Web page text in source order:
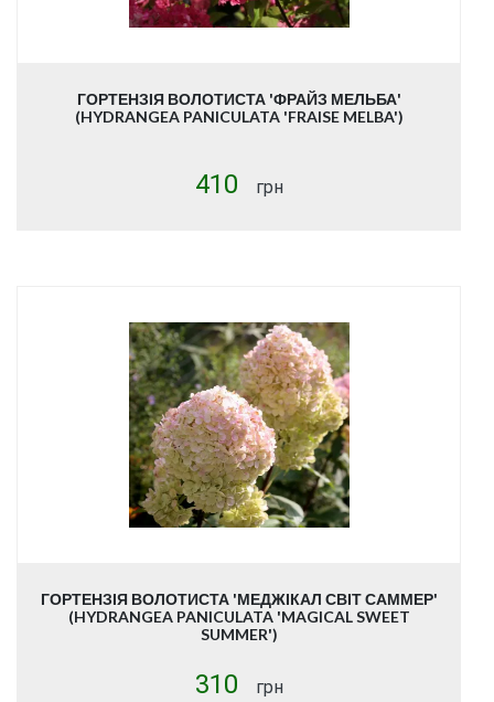
ГОРТЕНЗІЯ ВОЛОТИСТА 'ФРАЙЗ МЕЛЬБА'
(HYDRANGEA PANICULATA 'FRAISE MELBA')
410 грн
ГОРТЕНЗІЯ ВОЛОТИСТА 'МЕДЖІКАЛ СВІТ САММЕР'
(HYDRANGEA PANICULATA 'MAGICAL SWEET
SUMMER')
310 грн